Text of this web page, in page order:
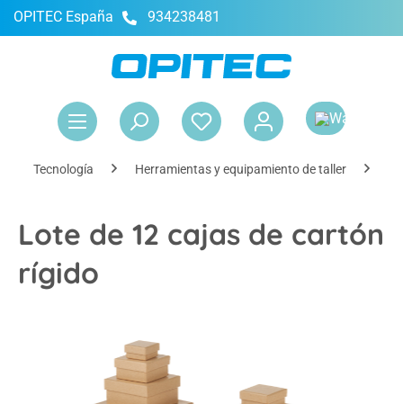
principal
OPITEC España 934238481
Tecnología Herramientas y equipamiento de taller
Lote de 12 cajas de cartón
rígido